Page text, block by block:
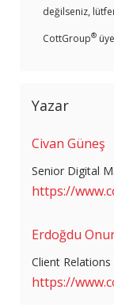
değilseniz,
CottGroup®
Yazar
Civan Güneş
Senior Digital
https://
Erdoğdu
Client
https://